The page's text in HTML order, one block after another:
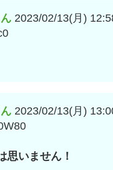
2023/02/13(月)
2023/02/13(月)
思いません！